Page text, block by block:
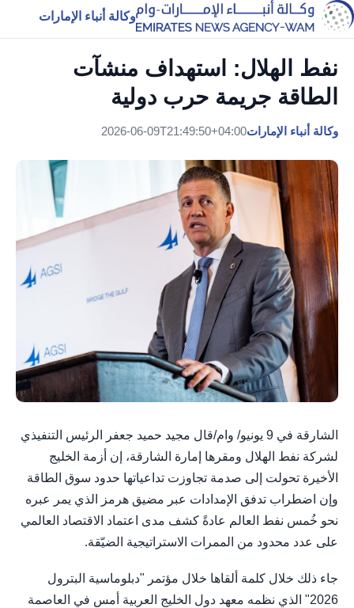
وكالة أنباء الإمارات
نفط الهلال: استهداف منشآت
الطاقة جريمة حرب دولية
وكالة أنباء الإمارات2026-06-09T21:49:50+04:00
الشارقة في 9 يونيو/ وام/قال مجيد حميد جعفر الرئيس التنفيذي
لشركة نفط الهلال ومقرها إمارة الشارقة، إن أزمة الخليج
الأخيرة تحولت إلى صدمة تجاوزت تداعياتها حدود سوق الطاقة
وإن اضطراب تدفق الإمدادات عبر مضيق هرمز الذي يمر عبره
نحو خُمس نفط العالم عادةً كشف مدى اعتماد الاقتصاد العالمي
على عدد محدود من الممرات الاستراتيجية الضيّقة.
جاء ذلك خلال كلمة ألقاها خلال مؤتمر "دبلوماسية البترول
2026" الذي نظمه معهد دول الخليج العربية أمس في العاصمة